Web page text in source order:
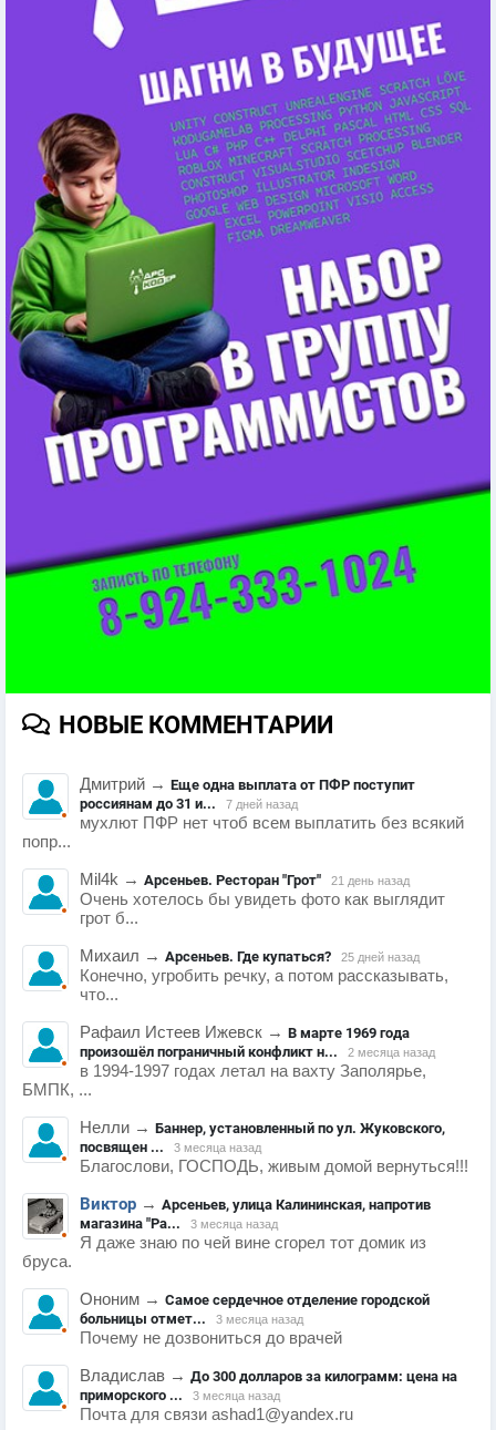
НОВЫЕ КОММЕНТАРИИ
Дмитрий → Еще одна выплата от ПФР поступит
россиянам до 31 и...
7 дней назад
мухлют ПФР нет чтоб всем выплатить без всякий
попр...
Mil4k → Арсеньев. Ресторан "Грот" 21 день назад
Очень хотелось бы увидеть фото как выглядит
грот б...
Михаил → Арсеньев. Где купаться? 25 дней назад
Конечно, угробить речку, а потом рассказывать,
что...
Рафаил Истеев Ижевск → В марте 1969 года
произошёл пограничный конфликт н...
2 месяца назад
в 1994-1997 годах летал на вахту Заполярье,
БМПК, ...
Нелли → Баннер, установленный по ул. Жуковского,
посвящен ...
3 месяца назад
Благослови, ГОСПОДЬ, живым домой вернуться!!!
Виктор → Арсеньев, улица Калининская, напротив
магазина "Ра...
3 месяца назад
Я даже знаю по чей вине сгорел тот домик из
бруса.
Ононим → Самое сердечное отделение городской
больницы отмет...
3 месяца назад
Почему не дозвониться до врачей
Владислав → До 300 долларов за килограмм: цена на
приморского ...
3 месяца назад
Почта для связи ashad1@yandex.ru